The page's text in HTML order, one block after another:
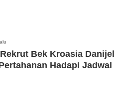
Bek Kroasia Danijel
Hadapi Jadwal